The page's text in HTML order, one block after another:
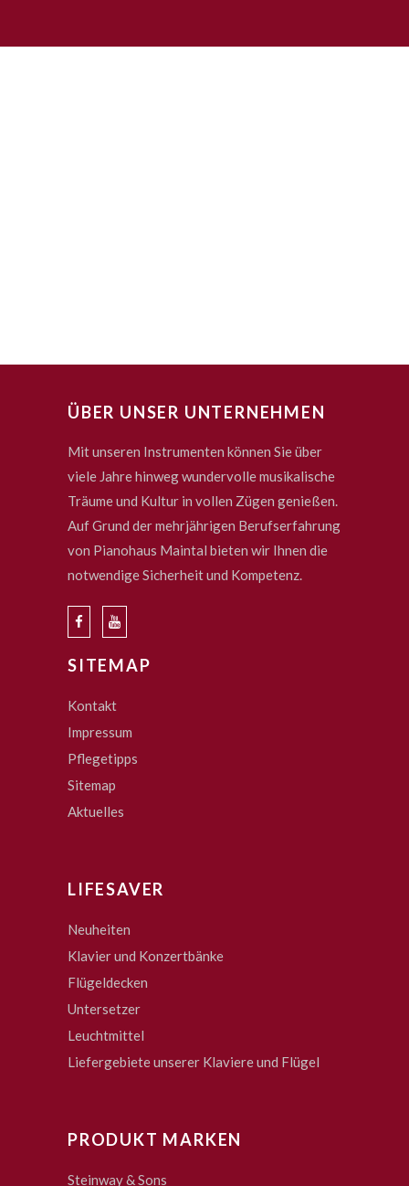
ÜBER UNSER UNTERNEHMEN
Mit unseren Instrumenten können Sie über
viele Jahre hinweg wundervolle musikalische
Träume und Kultur in vollen Zügen genießen.
Auf Grund der mehrjährigen Berufserfahrung
von Pianohaus Maintal bieten wir Ihnen die
notwendige Sicherheit und Kompetenz.
SITEMAP
Kontakt
Impressum
Pflegetipps
Sitemap
Aktuelles
LIFESAVER
Neuheiten
Klavier und Konzertbänke
Flügeldecken
Untersetzer
Leuchtmittel
Liefergebiete unserer Klaviere und Flügel
PRODUKT MARKEN
Steinway & Sons